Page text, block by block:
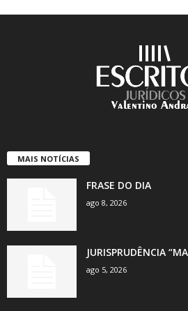
MAIS NOTÍCIAS
FRASE DO DIA
ago 8, 2026
JURISPRUDÊNCIA
ago 5, 2026